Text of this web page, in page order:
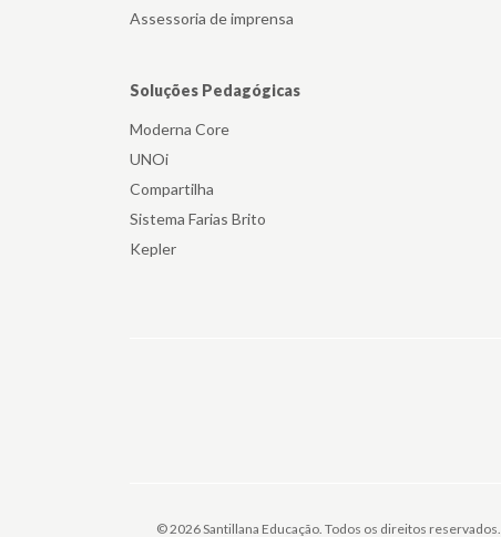
Assessoria de imprensa
Soluções Pedagógicas
Moderna Core
UNOi
Compartilha
Sistema Farias Brito
Kepler
© 2026 Santillana Educação. Todos os direitos reservados.